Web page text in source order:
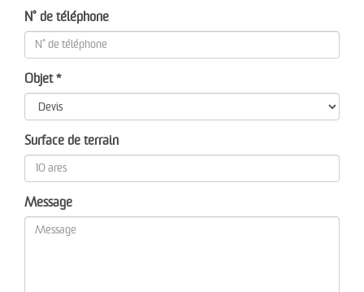
N° de téléphone
Objet *
Surface de terrain
Message